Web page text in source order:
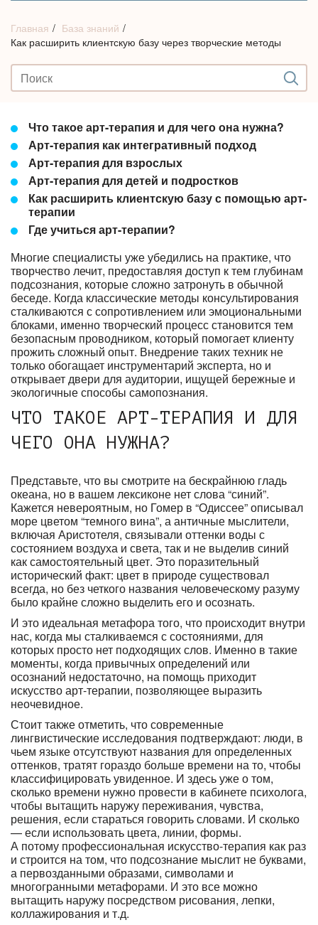
Главная
База знаний
Как расширить клиентскую базу через творческие методы
Что такое арт-терапия и для чего она нужна?
Арт-терапия как интегративный подход
Арт-терапия для взрослых
Арт-терапия для детей и подростков
Как расширить клиентскую базу с помощью арт-
терапии
Где учиться арт-терапии?
Многие специалисты уже убедились на практике, что
творчество лечит, предоставляя доступ к тем глубинам
подсознания, которые сложно затронуть в обычной
беседе. Когда классические методы консультирования
сталкиваются с сопротивлением или эмоциональными
блоками, именно творческий процесс становится тем
безопасным проводником, который помогает клиенту
прожить сложный опыт. Внедрение таких техник не
только обогащает инструментарий эксперта, но и
открывает двери для аудитории, ищущей бережные и
экологичные способы самопознания.
ЧТО ТАКОЕ АРТ-ТЕРАПИЯ И ДЛЯ
ЧЕГО ОНА НУЖНА?
Представьте, что вы смотрите на бескрайнюю гладь
океана, но в вашем лексиконе нет слова “синий”.
Кажется невероятным, но Гомер в “Одиссее” описывал
море цветом “темного вина”, а античные мыслители,
включая Аристотеля, связывали оттенки воды с
состоянием воздуха и света, так и не выделив синий
как самостоятельный цвет. Это поразительный
исторический факт: цвет в природе существовал
всегда, но без четкого названия человеческому разуму
было крайне сложно выделить его и осознать.
И это идеальная метафора того, что происходит внутри
нас, когда мы сталкиваемся с состояниями, для
которых просто нет подходящих слов. Именно в такие
моменты, когда привычных определений или
осознаний недостаточно, на помощь приходит
искусство арт-терапии, позволяющее выразить
неочевидное.
Стоит также отметить, что современные
лингвистические исследования подтверждают: люди, в
чьем языке отсутствуют названия для определенных
оттенков, тратят гораздо больше времени на то, чтобы
классифицировать увиденное. И здесь уже о том,
сколько времени нужно провести в кабинете психолога,
чтобы вытащить наружу переживания, чувства,
решения, если стараться говорить словами. И сколько
— если использовать цвета, линии, формы.
А потому профессиональная искусство-терапия как раз
и строится на том, что подсознание мыслит не буквами,
а первозданными образами, символами и
многогранными метафорами. И это все можно
вытащить наружу посредством рисования, лепки,
коллажирования и т.д.